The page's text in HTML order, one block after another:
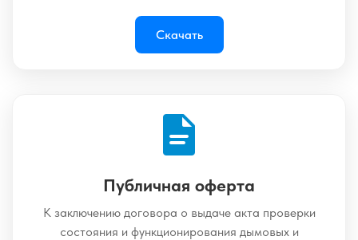
Скачать
Публичная оферта
К заключению договора о выдаче акта проверки
состояния и функционирования дымовых и